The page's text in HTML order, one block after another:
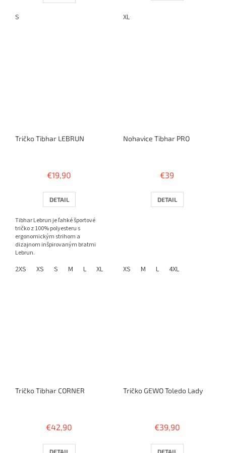
S XL
Tričko Tibhar LEBRUN
€19,90
DETAIL
Tibhar Lebrun je ľahké športové
tričko z 100% polyesteru s
ergonomickým strihom a
dizajnom inšpirovaným bratmi
Lebrun.
2XS XS S M L XL 3XL
Nohavice Tibhar PRO
€39
DETAIL
XS M L 4XL
Tričko Tibhar CORNER
€42,90
DETAIL
Tričko GEWO Toledo Lady
€39,90
DETAIL